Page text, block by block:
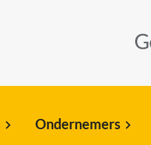
Ondernemers